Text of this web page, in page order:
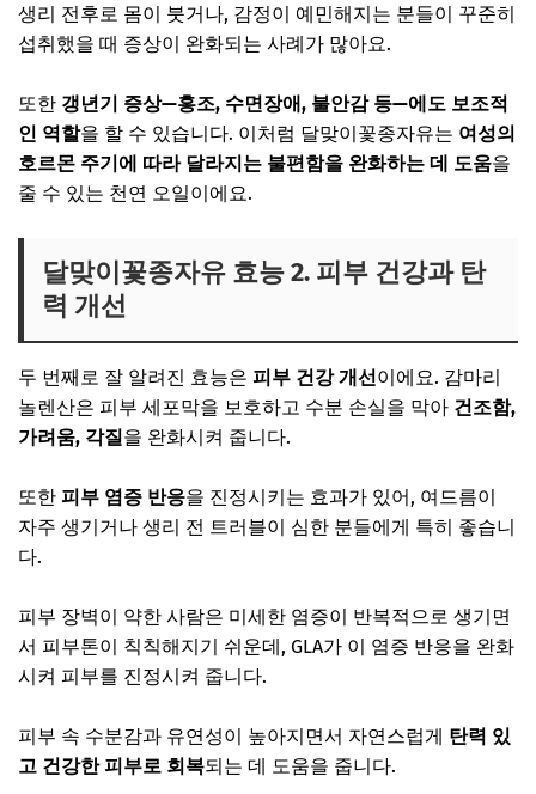
생리 전후로 몸이 붓거나, 감정이 예민해지는 분들이 꾸준히
섭취했을 때 증상이 완화되는 사례가 많아요.
또한 갱년기 증상—홍조, 수면장애, 불안감 등—에도 보조적
인 역할을 할 수 있습니다. 이처럼 달맞이꽃종자유는 여성의
호르몬 주기에 따라 달라지는 불편함을 완화하는 데 도움을
줄 수 있는 천연 오일이에요.
달맞이꽃종자유 효능 2. 피부 건강과 탄
력 개선
두 번째로 잘 알려진 효능은 피부 건강 개선이에요. 감마리
놀렌산은 피부 세포막을 보호하고 수분 손실을 막아 건조함,
가려움, 각질을 완화시켜 줍니다.
또한 피부 염증 반응을 진정시키는 효과가 있어, 여드름이
자주 생기거나 생리 전 트러블이 심한 분들에게 특히 좋습니
다.
피부 장벽이 약한 사람은 미세한 염증이 반복적으로 생기면
서 피부톤이 칙칙해지기 쉬운데, GLA가 이 염증 반응을 완화
시켜 피부를 진정시켜 줍니다.
피부 속 수분감과 유연성이 높아지면서 자연스럽게 탄력 있
고 건강한 피부로 회복되는 데 도움을 줍니다.